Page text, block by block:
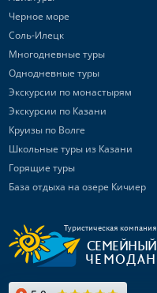
Черное море
Соль-Илецк
Многодневные туры
Однодневные туры
Экскурсии по монастырям
Экскурсии по Казани
Круизы по Волге
Школьные туры из Казани
Горящие туры
База отдыха на озере Кичиер
Туристическая компания
СЕМЕЙНЫЙ
ЧЕМОДАН